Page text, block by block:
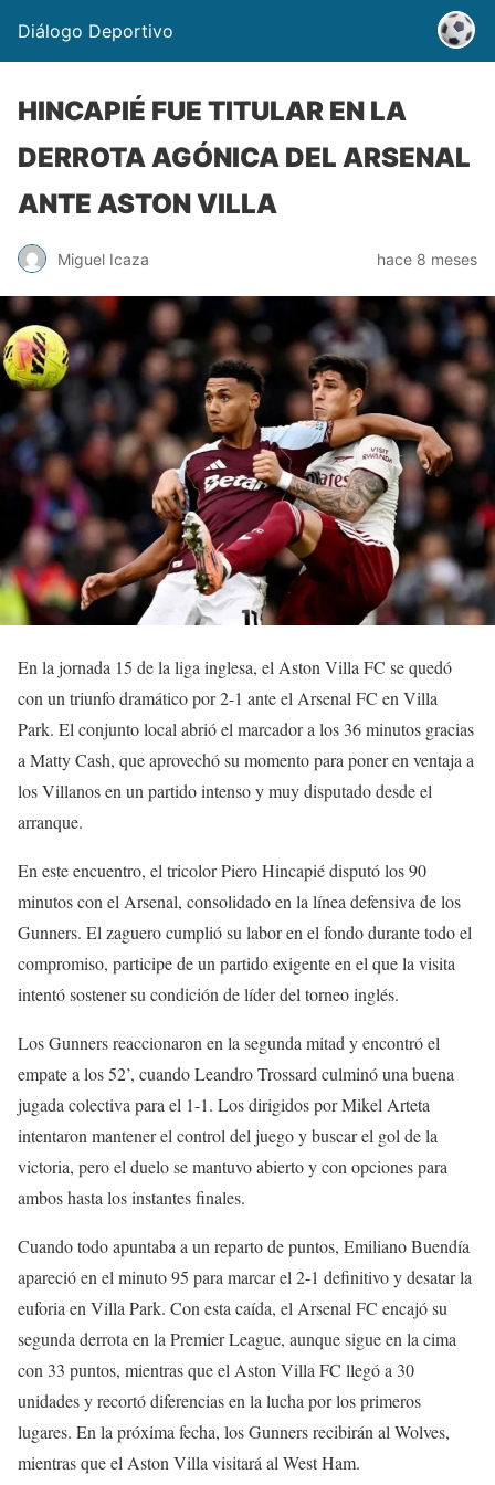
Diálogo Deportivo
HINCAPIÉ FUE TITULAR EN LA
DERROTA AGÓNICA DEL ARSENAL
ANTE ASTON VILLA
Miguel Icaza hace 8 meses
En la jornada 15 de la liga inglesa, el Aston Villa FC se quedó
con un triunfo dramático por 2-1 ante el Arsenal FC en Villa
Park. El conjunto local abrió el marcador a los 36 minutos gracias
a Matty Cash, que aprovechó su momento para poner en ventaja a
los Villanos en un partido intenso y muy disputado desde el
arranque.
En este encuentro, el tricolor Piero Hincapié disputó los 90
minutos con el Arsenal, consolidado en la línea defensiva de los
Gunners. El zaguero cumplió su labor en el fondo durante todo el
compromiso, participe de un partido exigente en el que la visita
intentó sostener su condición de líder del torneo inglés.
Los Gunners reaccionaron en la segunda mitad y encontró el
empate a los 52’, cuando Leandro Trossard culminó una buena
jugada colectiva para el 1-1. Los dirigidos por Mikel Arteta
intentaron mantener el control del juego y buscar el gol de la
victoria, pero el duelo se mantuvo abierto y con opciones para
ambos hasta los instantes finales.
Cuando todo apuntaba a un reparto de puntos, Emiliano Buendía
apareció en el minuto 95 para marcar el 2-1 definitivo y desatar la
euforia en Villa Park. Con esta caída, el Arsenal FC encajó su
segunda derrota en la Premier League, aunque sigue en la cima
con 33 puntos, mientras que el Aston Villa FC llegó a 30
unidades y recortó diferencias en la lucha por los primeros
lugares. En la próxima fecha, los Gunners recibirán al Wolves,
mientras que el Aston Villa visitará al West Ham.